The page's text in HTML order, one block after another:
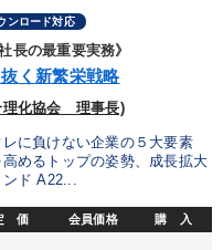
ンロード対応
長の最重要実務》
く新繁栄戦略
理化協会 理事長)
に負けない企業の５大要素
めるトップの姿勢、成長拡大
ンド A22...
価 会員価格 購 入